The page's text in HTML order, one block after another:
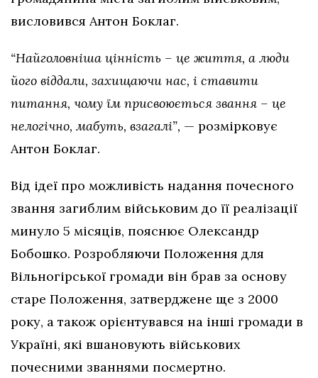
висловився Антон Боклаг.
“Найголовніша цінність – це життя, а люди
його віддали, захищаючи нас, і ставити
питання, чому їм присвоюється звання – це
нелогічно, мабуть, взагалі”, — розмірковує
Антон Боклаг.
Від ідеї про можливість надання почесного
звання загиблим військовим до її реалізації
минуло 5 місяців, пояснює Олександр
Бобошко. Розробляючи Положення для
Вільногірської громади він брав за основу
старе Положення, затверджене ще з 2000
року, а також орієнтувався на інші громади в
Україні, які вшановують військових
почесними званнями посмертно.